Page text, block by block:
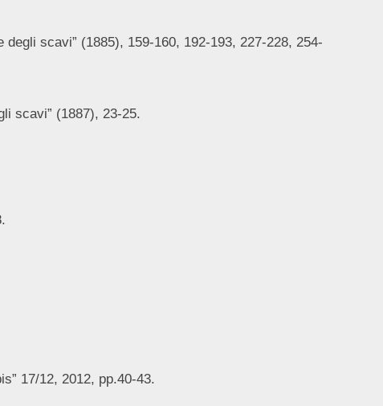
degli scavi” (1885), 159-160, 192-193, 227-228, 254-
scavi” (1887), 23-25.
17/12, 2012, pp.40-43.